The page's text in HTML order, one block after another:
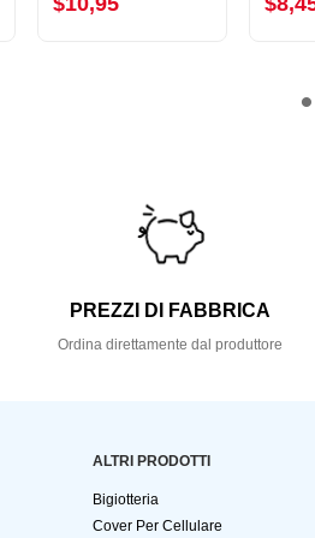
PREZZI DI FABBRICA
Ordina direttamente dal produttore
ALTRI PRODOTTI
Bigiotteria
Cover Per Cellulare